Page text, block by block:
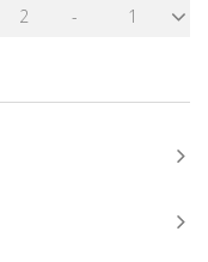
2 - 1